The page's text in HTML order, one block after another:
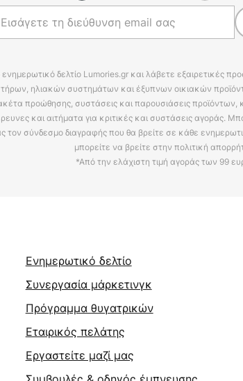
ενημερωτικό δελτίο Lumories.gr και λάβετε εξαιρετικές
ηλιακών συστημάτων και έξυπνων οικιακών
προώθησης, συστάσεις και παρουσιάσεις προϊόντων,
και αιτήματα για κριτικές και συστάσεις αγοράς.
τον σύνδεσμο διαγραφής που θα βρείτε σε κάθε
μπορείτε να βρείτε στην πολιτική
*Από την ελάχιστη τιμή αγοράς των 99
Ενημερωτικό δελτίο
Συνεργασία μάρκετινγκ
Πρόγραμμα θυγατρικών
Εταιρικός πελάτης
Εργαστείτε μαζί μας